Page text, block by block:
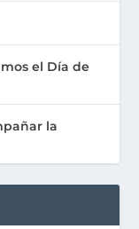
el Día de
la